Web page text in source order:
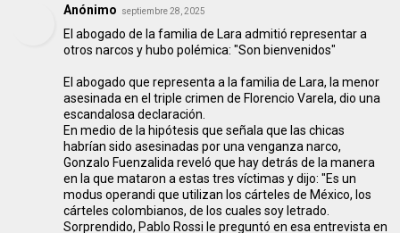
Anónimo septiembre 28, 2025
El abogado de la familia de Lara admitió representar a
otros narcos y hubo polémica: "Son bienvenidos"
El abogado que representa a la familia de Lara, la menor
asesinada en el triple crimen de Florencio Varela, dio una
escandalosa declaración.
En medio de la hipótesis que señala que las chicas
habrían sido asesinadas por una venganza narco,
Gonzalo Fuenzalida reveló que hay detrás de la manera
en la que mataron a estas tres víctimas y dijo: "Es un
modus operandi que utilizan los cárteles de México, los
cárteles colombianos, de los cuales soy letrado.
Sorprendido, Pablo Rossi le preguntó en esa entrevista en